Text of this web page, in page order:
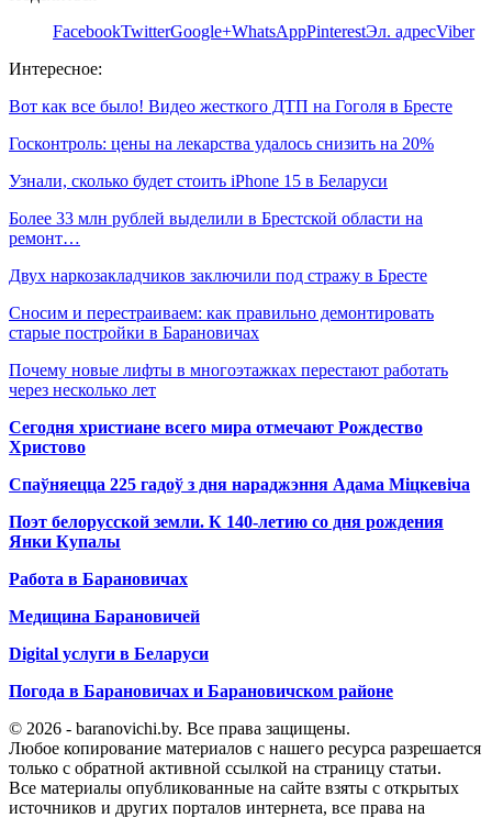
FacebookTwitterGoogle+WhatsAppPinterestЭл. адресViber
Интересное:
Вот как все было! Видео жесткого ДТП на Гоголя в Бресте
Госконтроль: цены на лекарства удалось снизить на 20%
Узнали, сколько будет стоить iPhone 15 в Беларуси
Более 33 млн рублей выделили в Брестской области на
ремонт…
Двух наркозакладчиков заключили под стражу в Бресте
Сносим и перестраиваем: как правильно демонтировать
старые постройки в Барановичах
Почему новые лифты в многоэтажках перестают работать
через несколько лет
Сегодня христиане всего мира отмечают Рождество
Христово
Спаўняецца 225 гадоў з дня нараджэння Адама Міцкевіча
Поэт белорусской земли. К 140-летию со дня рождения
Янки Купалы
Работа в Барановичах
Медицина Барановичей
Digital услуги в Беларуси
Погода в Барановичах и Барановичском районе
© 2026 - baranovichi.by. Все права защищены.
Любое копирование материалов с нашего ресурса разрешается
только с обратной активной ссылкой на страницу статьи.
Все материалы опубликованные на сайте взяты с открытых
источников и других порталов интернета, все права на